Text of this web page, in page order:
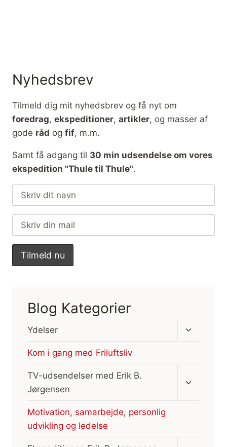
Nyhedsbrev
Tilmeld dig mit nyhedsbrev og få nyt om
foredrag, ekspeditioner, artikler, og masser af
gode råd og fif, m.m.
Samt få adgang til 30 min udsendelse om vores
ekspedition "Thule til Thule".
Blog Kategorier
Ydelser
Skift
Kom i gang med Friluftsliv
TV-udsendelser med Erik B.
Jørgensen
Motivation, samarbejde, personlig
udvikling og ledelse